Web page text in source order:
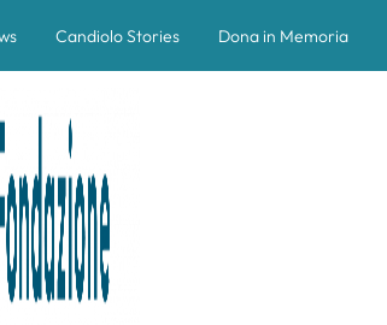
Candiolo Stories Dona in Memoria